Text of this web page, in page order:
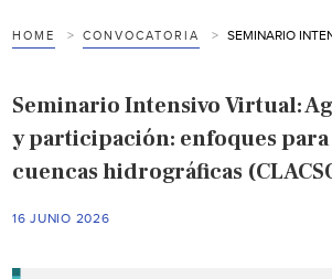
HOME CONVOCATORIA
Seminario Intensivo Virtual:
y participación: enfoques para
cuencas hidrográficas
16 JUNIO 2026